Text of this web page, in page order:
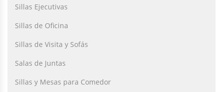
Sillas Ejecutivas
Sillas de Oficina
Sillas de Visita y Sofás
Salas de Juntas
Sillas y Mesas para Comedor